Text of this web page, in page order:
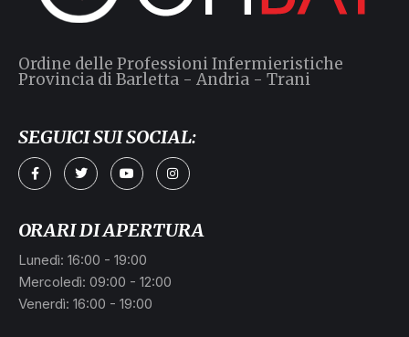
ORARI DI APERTURA
Lunedì: 16:00 - 19:00
Mercoledì: 09:00 - 12:00
Venerdì: 16:00 - 19:00
Ordine delle Professioni Infermieristiche
Provincia di Barletta - Andria - Trani
SEGUICI SUI SOCIAL: